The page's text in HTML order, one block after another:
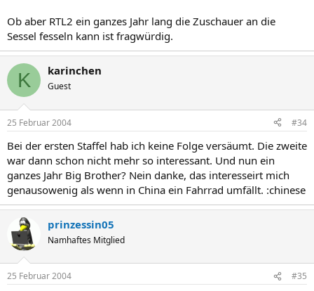
Ob aber RTL2 ein ganzes Jahr lang die Zuschauer an die
Sessel fesseln kann ist fragwürdig.
K karinchen
Guest
25 Februar 2004 #34
Bei der ersten Staffel hab ich keine Folge versäumt. Die zweite
war dann schon nicht mehr so interessant. Und nun ein
ganzes Jahr Big Brother? Nein danke, das interesseirt mich
genausowenig als wenn in China ein Fahrrad umfällt. :chinese
prinzessin05
Namhaftes Mitglied
25 Februar 2004 #35